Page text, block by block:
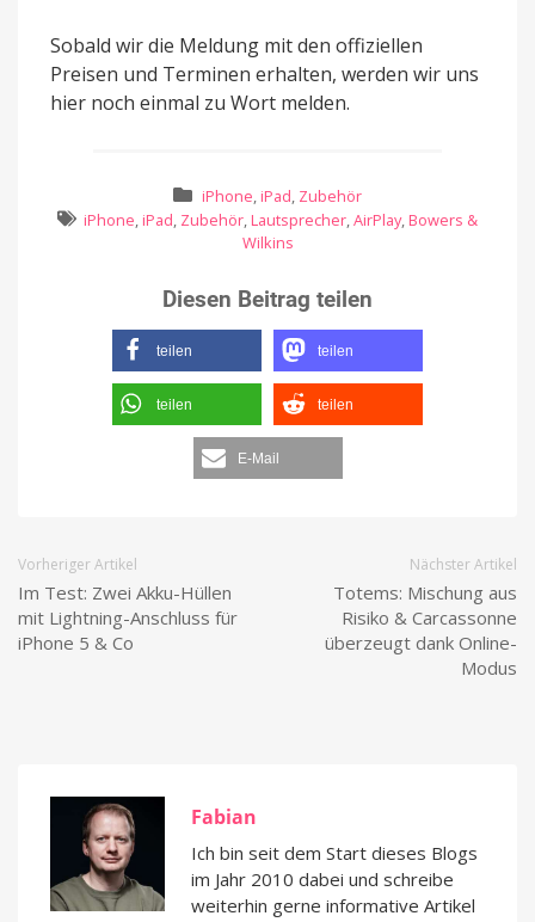
Sobald wir die Meldung mit den offiziellen
Preisen und Terminen erhalten, werden wir uns
hier noch einmal zu Wort melden.
iPhone, iPad, Zubehör
iPhone, iPad, Zubehör, Lautsprecher,AirPlay, Bowers &
Wilkins
Diesen Beitrag teilen
teilen teilen
teilen teilen
E-Mail
Vorheriger Artikel
Im Test: Zwei Akku-Hüllen
mit Lightning-Anschluss für
iPhone 5 & Co
Nächster Artikel
Totems: Mischung aus
Risiko & Carcassonne
überzeugt dank Online-
Modus
Fabian
Ich bin seit dem Start dieses Blogs
im Jahr 2010 dabei und schreibe
weiterhin gerne informative Artikel